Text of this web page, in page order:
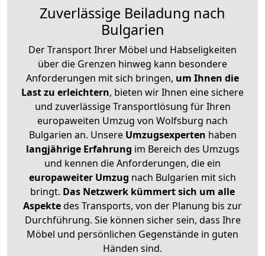
Zuverlässige Beiladung nach
Bulgarien
Der Transport Ihrer Möbel und Habseligkeiten
über die Grenzen hinweg kann besondere
Anforderungen mit sich bringen, um Ihnen die
Last zu erleichtern, bieten wir Ihnen eine sichere
und zuverlässige Transportlösung für Ihren
europaweiten Umzug von Wolfsburg nach
Bulgarien an. Unsere Umzugsexperten haben
langjährige Erfahrung im Bereich des Umzugs
und kennen die Anforderungen, die ein
europaweiter Umzug nach Bulgarien mit sich
bringt. Das Netzwerk kümmert sich um alle
Aspektedes Transports, von der Planung bis zur
Durchführung. Sie können sicher sein, dass Ihre
Möbel und persönlichen Gegenstände in guten
Händen sind.